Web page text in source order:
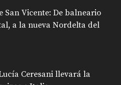
San Vicente: De balneario
a la nueva Nordelta del
Ceresani llevará la